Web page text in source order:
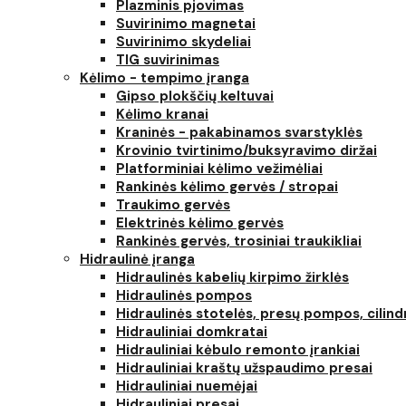
Plazminis pjovimas
Suvirinimo magnetai
Suvirinimo skydeliai
TIG suvirinimas
Kėlimo - tempimo įranga
Gipso plokščių keltuvai
Kėlimo kranai
Kraninės - pakabinamos svarstyklės
Krovinio tvirtinimo/buksyravimo diržai
Platforminiai kėlimo vežimėliai
Rankinės kėlimo gervės / stropai
Traukimo gervės
Elektrinės kėlimo gervės
Rankinės gervės, trosiniai traukikliai
Hidraulinė įranga
Hidraulinės kabelių kirpimo žirklės
Hidraulinės pompos
Hidraulinės stotelės, presų pompos,
Hidrauliniai domkratai
Hidrauliniai kėbulo remonto įrankiai
Hidrauliniai kraštų užspaudimo presai
Hidrauliniai nuemėjai